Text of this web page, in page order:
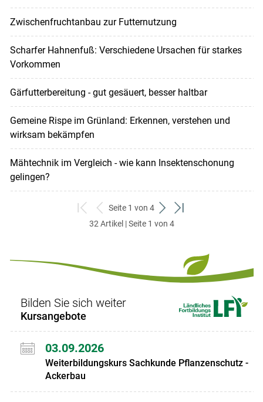
Zwischenfruchtanbau zur Futternutzung
Scharfer Hahnenfuß: Verschiedene Ursachen für starkes
Vorkommen
Gärfutterbereitung - gut gesäuert, besser haltbar
Gemeine Rispe im Grünland: Erkennen, verstehen und
wirksam bekämpfen
Mähtechnik im Vergleich - wie kann Insektenschonung
gelingen?
zum
ersten
zurück
zum
Seite 1 von 4
weiter
zum
zum
32 Artikel | Seite 1 von 4
Bilden Sie sich weiter
Kursangebote
03.09.2026
Weiterbildungskurs Sachkunde Pflanzenschutz -
Ackerbau